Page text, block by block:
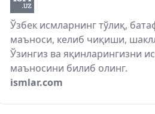
Ўзбек исмларнинг тўлиқ,
маъноси, келиб чиқиши,
Ўзингиз ва яқинларингизни
маъносини билиб олинг.
ismlar.com